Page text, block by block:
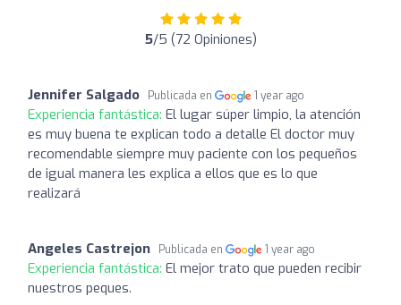
5/5 (72 Opiniones)
Jennifer Salgado Publicada en 1 year ago
Experiencia fantástica: El lugar súper limpio, la atención
es muy buena te explican todo a detalle El doctor muy
recomendable siempre muy paciente con los pequeños
de igual manera les explica a ellos que es lo que
realizará
Angeles Castrejon Publicada en 1 year ago
Experiencia fantástica: El mejor trato que pueden recibir
nuestros peques.